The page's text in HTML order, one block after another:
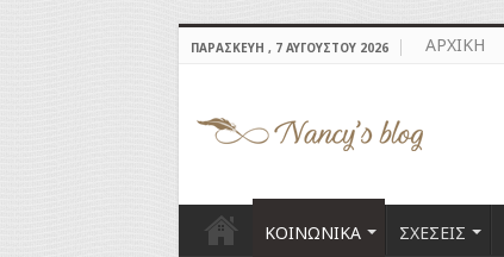
ΠΑΡΑΣΚΕΥΉ , 7 ΑΥΓΟΎΣΤΟΥ 2026 ΑΡΧΙΚΗ
ΚΟΙΝΩΝΙΚΑ ΣΧΕΣΕΙΣ